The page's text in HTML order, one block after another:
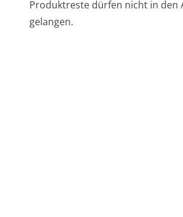
Produktreste dürfen nicht in den
gelangen.